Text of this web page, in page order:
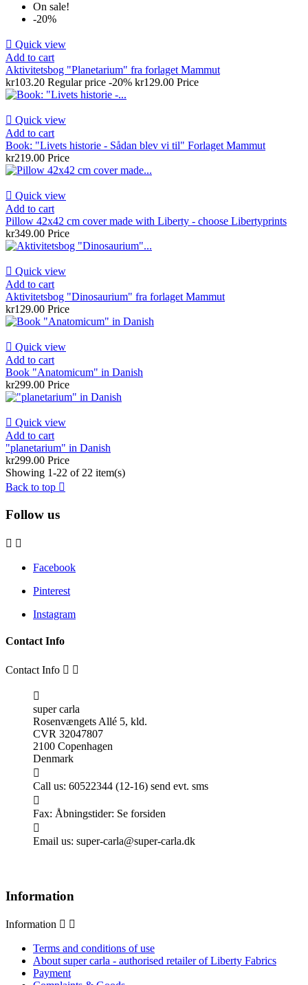
On sale!
-20%
 Quick view
Add to cart
Aktivitetsbog "Planetarium" fra forlaget Mammut
kr103.20 Regular price -20% kr129.00 Price
 Quick view
Add to cart
Book: "Livets historie - Sådan blev vi til" Forlaget Mammut
kr219.00 Price
 Quick view
Add to cart
Pillow 42x42 cm cover made with Liberty - choose Libertyprints
kr349.00 Price
 Quick view
Add to cart
Aktivitetsbog "Dinosaurium" fra forlaget Mammut
kr129.00 Price
 Quick view
Add to cart
Book "Anatomicum" in Danish
kr299.00 Price
 Quick view
Add to cart
"planetarium" in Danish
kr299.00 Price
Showing 1-22 of 22 item(s)
Back to top 
Follow us
 
Facebook
Pinterest
Instagram
Contact Info
Contact Info  

super carla
Rosenvængets Allé 5, kld.
CVR 32047807
2100 Copenhagen
Denmark

Call us: 60522344 (12-16) send evt. sms

Fax: Åbningstider: Se forsiden

Email us: super-carla@super-carla.dk
Information
Information  
Terms and conditions of use
About super carla - authorised retailer of Liberty Fabrics
Payment